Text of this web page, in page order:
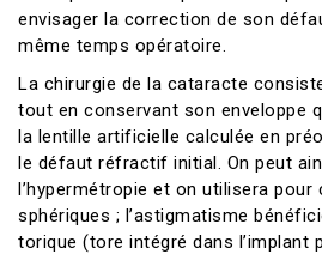
envisager la correction de son
même temps opératoire.
La chirurgie de la cataracte
tout en conservant son enveloppe
la lentille artificielle calculée en
le défaut réfractif initial. On peut
l’hypermétropie et on utilisera pour
sphériques ; l’astigmatisme
torique (tore intégré dans l’implant